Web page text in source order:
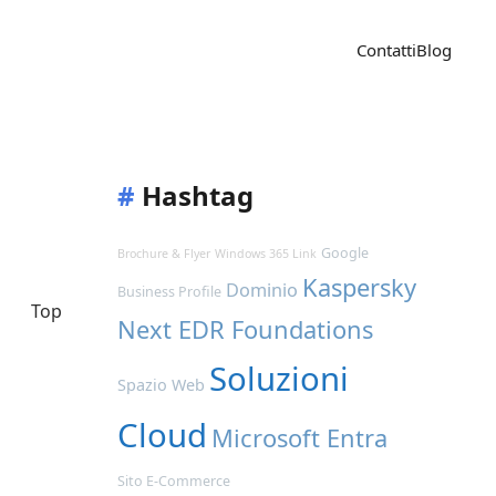
ContattiBlog
Top
# Hashtag
Brochure & Flyer Windows 365 Link Google
Business Profile Dominio Kaspersky
Next EDR Foundations
Spazio Web Soluzioni
Cloud Microsoft Entra
Sito E-Commerce